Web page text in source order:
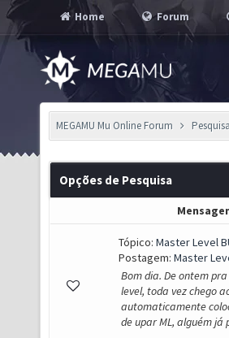
Home Forum
MEGAMU Mu Online Forum
Opções de Pesquisa
Tópico: Master Level
Postagem: Master
Bom dia. De ontem
level, toda vez chego
automaticamente
de upar ML, alguém já